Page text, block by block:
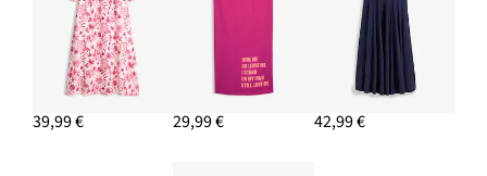
39,99 € 29,99 € 42,99 €